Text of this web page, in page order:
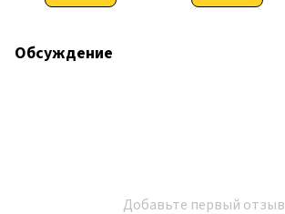
Обсуждение
Добавьте первый отзыв